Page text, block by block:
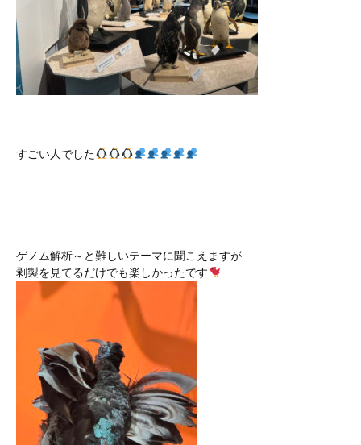
すごい人でした
ゲノム解析～と難しいテーマに聞こえますが
剥製を見てるだけでも楽しかったです